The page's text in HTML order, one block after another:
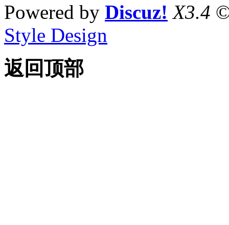
Powered by Discuz! X3.4
Style Design
返回顶部